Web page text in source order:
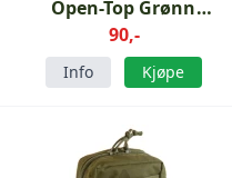
Open-Top Grønn
7,62X39mm AK
90,-
Info Kjøpe